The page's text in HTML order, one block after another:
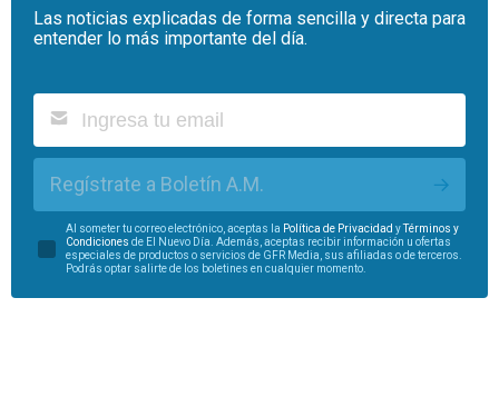
Las noticias explicadas de forma sencilla y directa para
entender lo más importante del día.
Regístrate a Boletín A.M.
Al someter tu correo electrónico, aceptas la Política de Privacidad yTérminos y
Condiciones de El Nuevo Día. Además, aceptas recibir información u ofertas
especiales de productos o servicios de GFR Media, sus afiliadas o de terceros.
Podrás optar salirte de los boletines en cualquier momento.